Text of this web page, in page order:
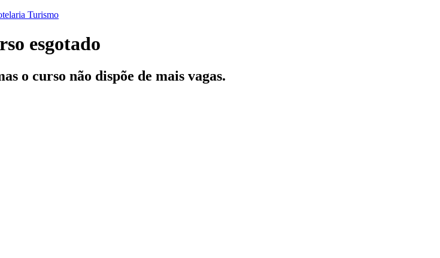
Turismo
esgotado
o curso não dispõe de mais vagas.